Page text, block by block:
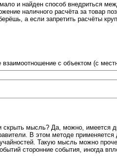
и найден способ внедриться
наличного расчёта за товар
а если запретить расчёты
с объектом (с
мысль? Да, можно, имеется
В этом методе
Такую мысль можно
сторонние события, иногда